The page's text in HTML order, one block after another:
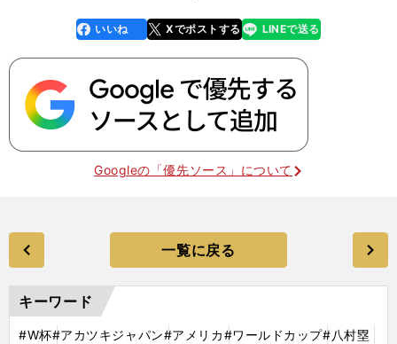
faceboo
k
いいね Xでポストする
line LINEで送る
Googleの「優先ソース」について
一覧に戻る
キーワード
#W杯#アカツキジャパン#アメリカ#ワールドカップ#八村塁